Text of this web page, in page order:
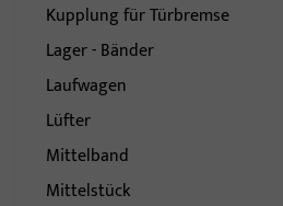
Kupplung für Türbremse
Lager - Bänder
Laufwagen
Lüfter
Mittelband
Mittelstück